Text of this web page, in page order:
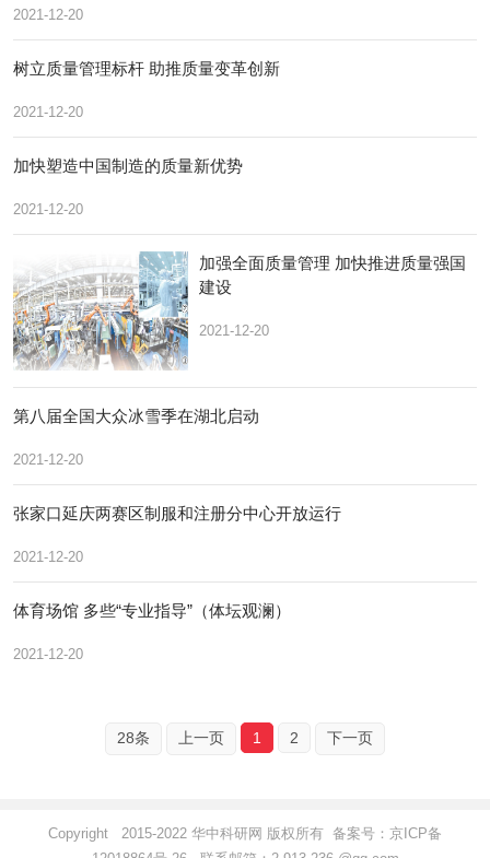
2021-12-20
树立质量管理标杆 助推质量变革创新
2021-12-20
加快塑造中国制造的质量新优势
2021-12-20
加强全面质量管理 加快推进质量强国
建设
2021-12-20
第八届全国大众冰雪季在湖北启动
2021-12-20
张家口延庆两赛区制服和注册分中心开放运行
2021-12-20
体育场馆 多些“专业指导”（体坛观澜）
2021-12-20
28条 上一页 1 2 下一页
Copyright 2015-2022 华中科研网 版权所有 备案号： 京ICP备